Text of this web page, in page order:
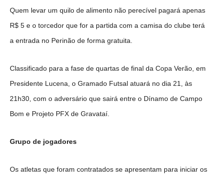
Quem levar um quilo de alimento não perecível pagará apenas
R$ 5 e o torcedor que for a partida com a camisa do clube terá
a entrada no Perinão de forma gratuita.
Classificado para a fase de quartas de final da Copa Verão, em
Presidente Lucena, o Gramado Futsal atuará no dia 21, às
21h30, com o adversário que sairá entre o Dínamo de Campo
Bom e Projeto PFX de Gravataí.
Grupo de jogadores
Os atletas que foram contratados se apresentam para iniciar os